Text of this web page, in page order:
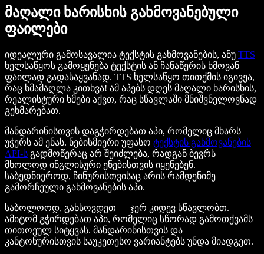
მაღალი ხარისხის გახმოვანებული
ფაილები
იდეალური გამოსავალია ტექსტის გახმოვანების, ანუ TTS
ხელსაწყოს გამოყენება ტექსტის ან ჩანაწერის ხმოვან
ფაილად გადასაყვანად. TTS ხელსაწყო თითქმის იგივეა,
რაც ხმამაღლა კითხვა! ამ აპებს დღეს მაღალი ხარისხის,
რეალისტური ხმები აქვთ, რაც სწავლაში მნიშვნელოვნად
გეხმარებათ.
მანდარინისთვის დაგჭირდებათ აპი, რომელიც მხარს
უჭერს ამ ენას. ნებისმიერი უფასო ტექსტის გახმოვანების
API-ს გადმოწერაც არ შეიძლება, რადგან ბევრს
მხოლოდ ინგლისური ენებისთვის იყენებენ.
საბედნიეროდ, ჩინურისთვისაც არის რამდენიმე
გამორჩეული გახმოვანების აპი.
საბოლოოდ, გახსოვდეთ — ჯერ კიდევ სწავლობთ.
ამიტომ გჭირდებათ აპი, რომელიც სწორად გამოთქვამს
თითოეულ სიტყვას. მანდარინისთვის და
კანტონურისთვის საუკეთესო ვარიანტებს უნდა მიადგეთ.